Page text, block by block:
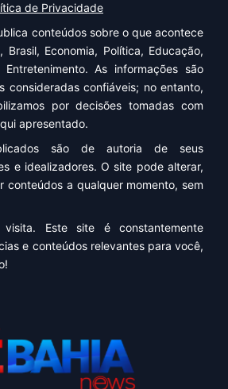
de Privacidade
conteúdos sobre o que acontece
Brasil, Economia, Política, Educação,
As informações são
consideradas confiáveis; no entanto,
por decisões tomadas com
apresentado.
são de autoria de seus
e idealizadores. O site pode alterar,
conteúdos a qualquer momento, sem
visita. Este site é constantemente
e conteúdos relevantes para você,